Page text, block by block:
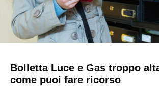
Bolletta Luce e Gas troppo
come puoi fare ricorso